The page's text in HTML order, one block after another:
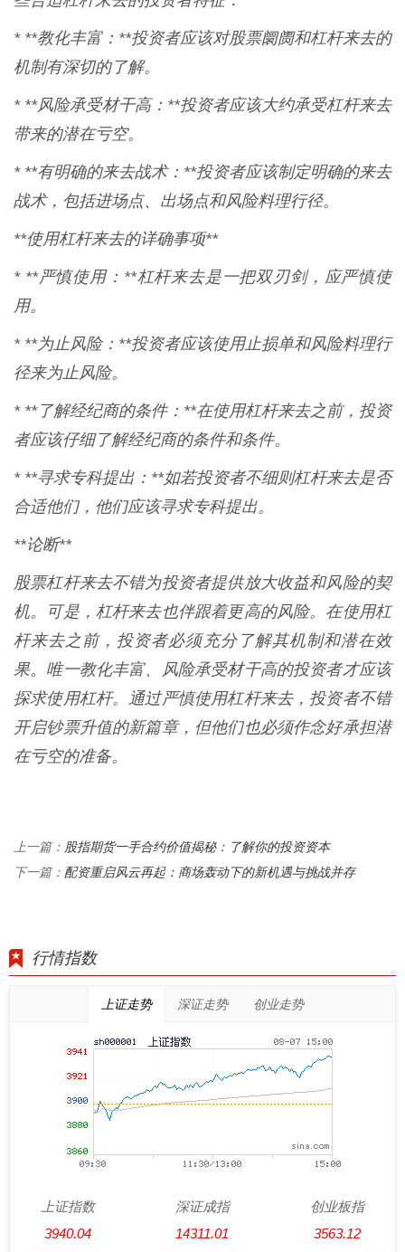
* **教化丰富：**投资者应该对股票阛阓和杠杆来去的
机制有深切的了解。
* **风险承受材干高：**投资者应该大约承受杠杆来去
带来的潜在亏空。
* **有明确的来去战术：**投资者应该制定明确的来去
战术，包括进场点、出场点和风险料理行径。
**使用杠杆来去的详确事项**
* **严慎使用：**杠杆来去是一把双刃剑，应严慎使
用。
* **为止风险：**投资者应该使用止损单和风险料理行
径来为止风险。
* **了解经纪商的条件：**在使用杠杆来去之前，投资
者应该仔细了解经纪商的条件和条件。
* **寻求专科提出：**如若投资者不细则杠杆来去是否
合适他们，他们应该寻求专科提出。
**论断**
股票杠杆来去不错为投资者提供放大收益和风险的契
机。可是，杠杆来去也伴跟着更高的风险。在使用杠
杆来去之前，投资者必须充分了解其机制和潜在效
果。唯一教化丰富、风险承受材干高的投资者才应该
探求使用杠杆。通过严慎使用杠杆来去，投资者不错
开启钞票升值的新篇章，但他们也必须作念好承担潜
在亏空的准备。
上一篇： 股指期货一手合约价值揭秘：了解你的投资资本
下一篇： 配资重启风云再起：商场轰动下的新机遇与挑战并存
行情指数
上证走势 深证走势 创业走势
上证指数
3940.04
深证成指
14311.01
创业板指
3563.12